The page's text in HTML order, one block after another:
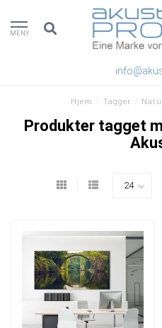
MENY
Hjem Tagger
Produkter tagget